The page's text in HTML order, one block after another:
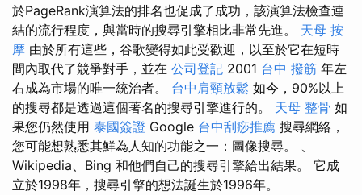
於PageRank演算法的排名也促成了成功，該演算法檢查連
結的流行程度，與當時的搜尋引擎相比非常先進。 天母 按
摩 由於所有這些，谷歌變得如此受歡迎，以至於它在​​短時
間內取代了競爭對手，並在 公司登記 2001 台中 撥筋 年左
右成為市場的唯一統治者。 台中肩頸放鬆 如今，90%以上
的搜尋都是透過這個著名的搜尋引擎進行的。 天母 整骨 如
果您仍然使用 泰國簽證 Google 台中刮痧推薦 搜尋網絡，
您可能想熟悉其鮮為人知的功能之一：圖像搜尋。 、
Wikipedia、Bing 和他們自己的搜尋引擎給出結果。 它成
立於1998年，搜尋引擎的想法誕生於1996年。